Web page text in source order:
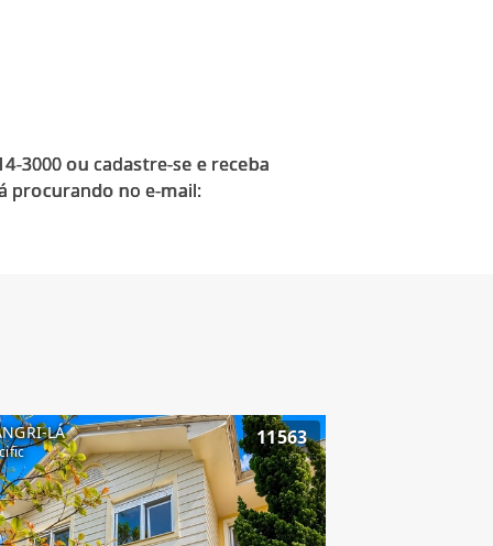
3000 ou cadastre-se e receba
procurando no e-mail:
LÁ 11563